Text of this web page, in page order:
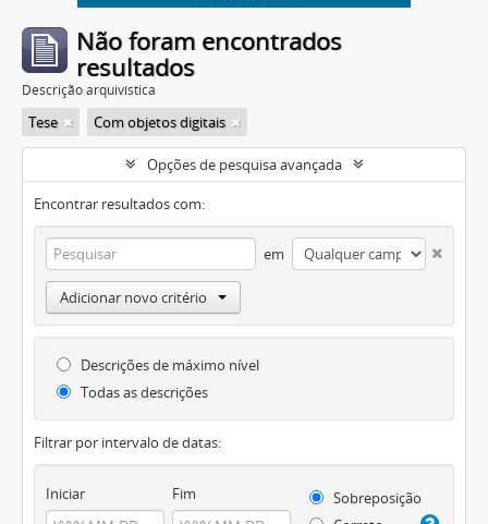
Não foram encontrados
resultados
Descrição arquivística
Tese Com objetos digitais
Opções de pesquisa avançada
Encontrar resultados com:
em
Adicionar novo critério
Descrições de máximo nível
Todas as descrições
Filtrar por intervalo de datas:
Iniciar Fim
Sobreposição